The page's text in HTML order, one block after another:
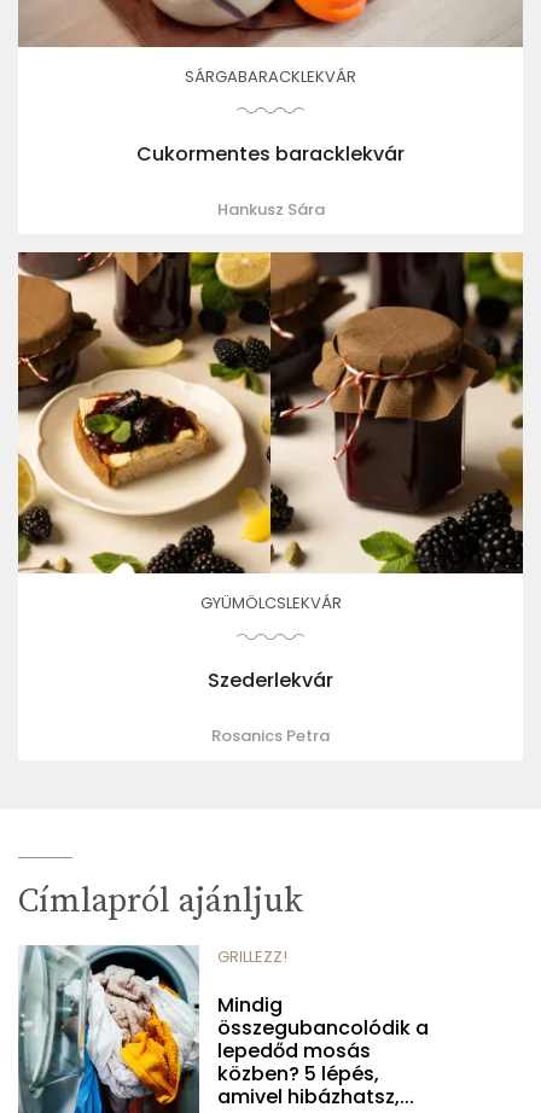
SÁRGABARACKLEKVÁR
Cukormentes baracklekvár
Hankusz Sára
GYÜMÖLCSLEKVÁR
Szederlekvár
Rosanics Petra
Címlapról ajánljuk
GRILLEZZ!
Mindig
összegubancolódik a
lepedőd mosás
közben? 5 lépés,
amivel hibázhatsz,...